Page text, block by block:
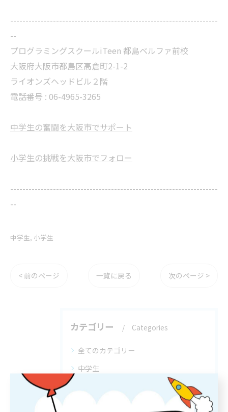
--------------------------------------------------------------------
--
プログラミングスクールiTeen 都島ベルファ前校
大阪府大阪市都島区高倉町2-1-2
ライオンズヘッドビル２階
電話番号 : 06-4965-3265
中学生の奮闘を大阪市でサポート
小学生の挑戦を大阪市でフォロー
--------------------------------------------------------------------
--
中学生 小学生
< 前のページ 一覧に戻る 次のページ >
カテゴリー Categories
全てのカテゴリー
中学生